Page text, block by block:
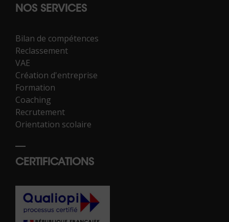
NOS SERVICES
Bilan de compétences
Reclassement
VAE
Création d'entreprise
Formation
Coaching
Recrutement
Orientation scolaire
CERTIFICATIONS